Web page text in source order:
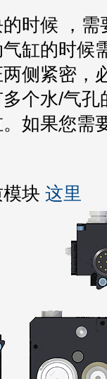
时候 ，
缸的时候
侧紧密，
个水/气
如果您需
块 这里